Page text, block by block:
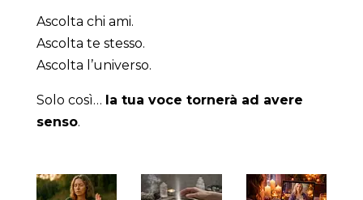
Ascolta chi ami.
Ascolta te stesso.
Ascolta l’universo.
Solo così… la tua voce tornerà ad avere
senso.